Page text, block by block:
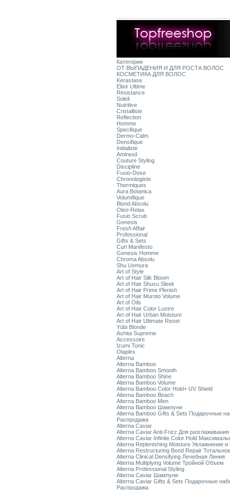
Категории
ОТ ВЫПАДЕНИЯ И ДЛЯ РОСТА ВОЛОС
КОСМЕТИКА ДЛЯ ВОЛОС
Kerastase
Elixir Ultime
Resistance
Soleil
Nutritive
Cristalliste
Reflection
Homme
Specifique
Dermo-Calm
Densifique
Initialiste
Aminexil
Couture Styling
Discipline
Fusio-Dose
Chronologiste
Thermiques
Aura Botanica
Volumifique
Blond Absolu
Oleo-Relax
Fusio Scrub
Genesis
Fresh Affair
Professional
Gifts & Sets
Curl Manifesto
Genesis Homme
Chroma Absolu
Shu Uemura
Art of Style
Art of Hair Silk Bloom
Art of Hair Shusu Sleek
Art of Hair Prime Plenish
Art of Hair Muroto Volume
Art of Oils
Art of Hair Color Lustre
Art of Hair Urban Moisture
Art of Hair Ultimate Reset
Yūbi Blonde
Ashita Supreme
Accessoire
Izumi Tonic
Olaplex
Alterna
Alterna Bamboo
Alterna Bamboo Smooth
Alterna Bamboo Shine
Alterna Bamboo Volume
Alterna Bamboo Color Hold+ UV Shield
Alterna Bamboo Beach
Alterna Bamboo Men
Alterna Bamboo Шампуни
Alterna Bamboo Gifts & Sets Подарочные
Распродажа
Alterna Caviar
Alterna Caviar Anti-Frizz Для
Alterna Caviar Infinite Color Hold
Alterna Replenishing Moisture Увлажнение и
Alterna Restructuring Bond Repair
Alterna Clinical Densifying Лечебная Линия
Alterna Multiplying Volume Тройной Объем
Alterna Professional Styling
Alterna Caviar Шампуни
Alterna Caviar Gifts & Sets Подарочные
Распродажа